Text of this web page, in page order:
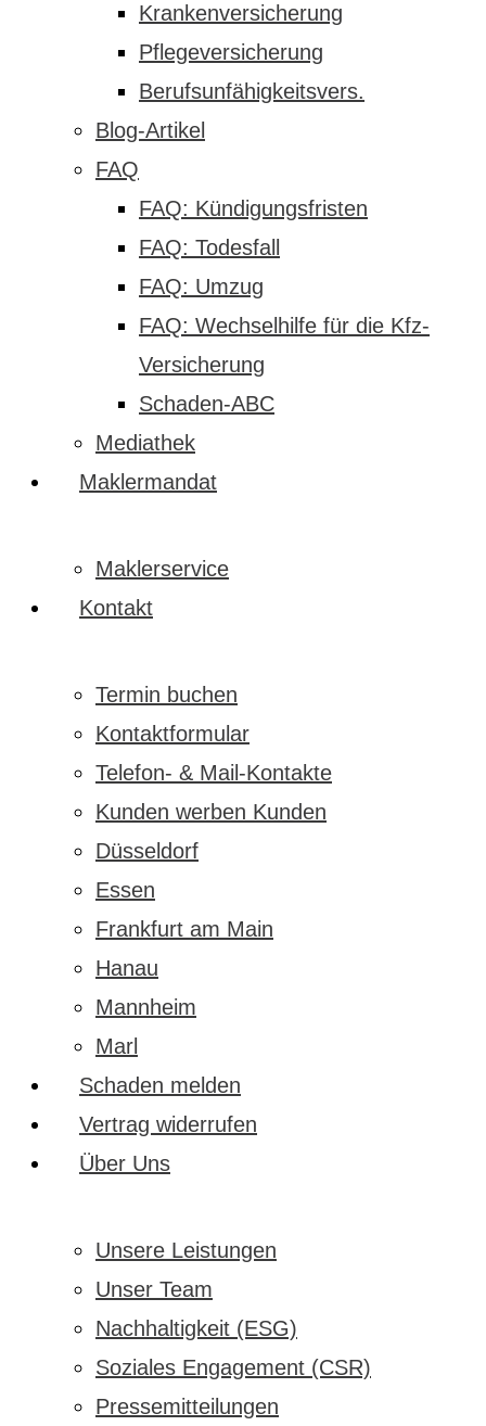
Krankenversicherung
Pflegeversicherung
Berufsunfähigkeitsvers.
Blog-Artikel
FAQ
FAQ: Kündigungsfristen
FAQ: Todesfall
FAQ: Umzug
FAQ: Wechselhilfe für die Kfz-
Versicherung
Schaden-ABC
Mediathek
Maklermandat
Maklerservice
Kontakt
Termin buchen
Kontaktformular
Telefon- & Mail-Kontakte
Kunden werben Kunden
Düsseldorf
Essen
Frankfurt am Main
Hanau
Mannheim
Marl
Schaden melden
Vertrag widerrufen
Über Uns
Unsere Leistungen
Unser Team
Nachhaltigkeit (ESG)
Soziales Engagement (CSR)
Pressemitteilungen